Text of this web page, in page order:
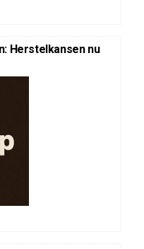
Herstelkansen nu